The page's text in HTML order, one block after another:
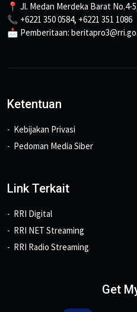
📍 Jl. Medan Merdeka Barat No.4-
📞 +6221 350 0584, +6221 351 1086
📩 Pemberitaan:
Ketentuan
Kebijakan Privasi
Pedoman Media Siber
Link Terkait
RRI Digital
RRI NET Streaming
RRI Radio Streaming
Get